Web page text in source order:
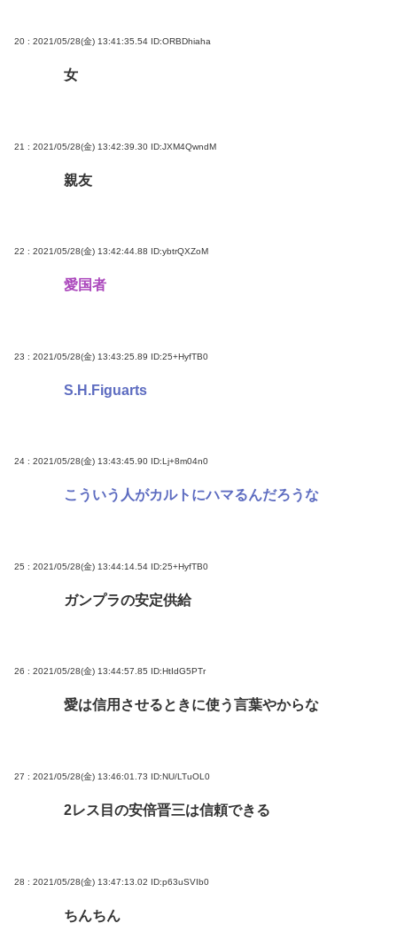
20 : 2021/05/28(金) 13:41:35.54 ID:ORBDhiaha
女
21 : 2021/05/28(金) 13:42:39.30 ID:JXM4QwndM
親友
22 : 2021/05/28(金) 13:42:44.88 ID:ybtrQXZoM
愛国者
23 : 2021/05/28(金) 13:43:25.89 ID:25+HyfTB0
S.H.Figuarts
24 : 2021/05/28(金) 13:43:45.90 ID:Lj+8m04n0
こういう人がカルトにハマるんだろうな
25 : 2021/05/28(金) 13:44:14.54 ID:25+HyfTB0
ガンプラの安定供給
26 : 2021/05/28(金) 13:44:57.85 ID:HtIdG5PTr
愛は信用させるときに使う言葉やからな
27 : 2021/05/28(金) 13:46:01.73 ID:NU/LTuOL0
2レス目の安倍晋三は信頼できる
28 : 2021/05/28(金) 13:47:13.02 ID:p63uSVIb0
ちんちん